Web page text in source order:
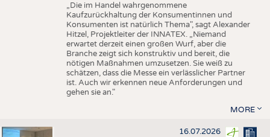
„Die im Handel wahrgenommene
Kaufzurückhaltung der Konsumentinnen und
Konsumenten ist natürlich Thema", sagt Alexander
Hitzel, Projektleiter der INNATEX. „Niemand
erwartet derzeit einen großen Wurf, aber die
Branche zeigt sich konstruktiv und bereit, die
nötigen Maßnahmen umzusetzen. Sie weiß zu
schätzen, dass die Messe ein verlässlicher Partner
ist. Auch wir erkennen neue Anforderungen und
gehen sie an."
MORE
16.07.2026